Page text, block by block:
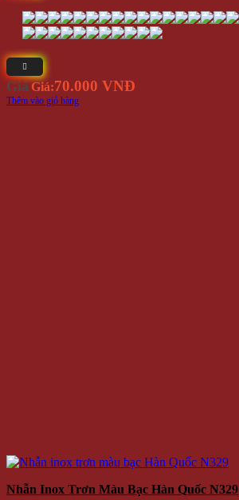
Giá Giá:70.000 VNĐ
Thêm vào giỏ hàng
Nhẫn Inox Trơn Màu Bạc Hàn Quốc N329